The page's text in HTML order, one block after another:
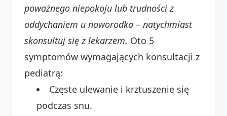
poważnego niepokoju lub trudności z
oddychaniem u noworodka – natychmiast
skonsultuj się z lekarzem. Oto 5
symptomów wymagających konsultacji z
pediatrą:
Częste ulewanie i krztuszenie się
podczas snu.